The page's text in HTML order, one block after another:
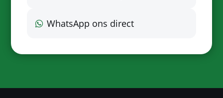
WhatsApp ons direct